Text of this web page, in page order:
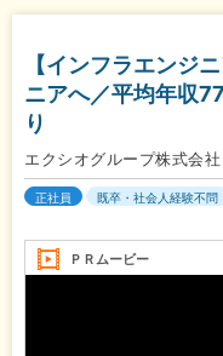
【インフラエンジ
ニアへ／平均年収
り
エクシオグループ株式会社
正社員 既卒・社会人経験不問
ＰＲムービー